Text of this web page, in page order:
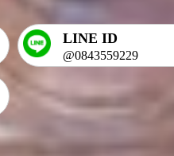
LINE ID
@0843559229